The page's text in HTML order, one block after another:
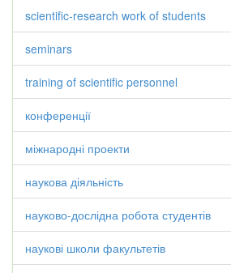
scientific-research work of students
seminars
training of scientific personnel
конференції
міжнародні проекти
наукова діяльність
науково-дослідна робота студентів
наукові школи факультетів